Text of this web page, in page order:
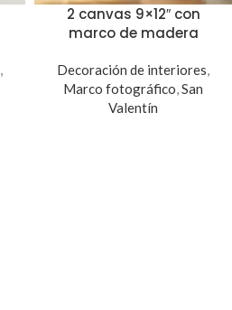
,
2 canvas 9×12″ con
marco de madera
Decoración de interiores,
Marco fotográfico,San
Valentín